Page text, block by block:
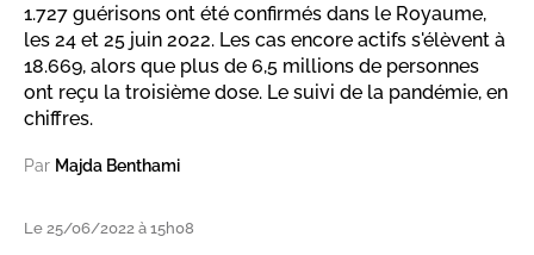
1.727 guérisons ont été confirmés dans le Royaume,
les 24 et 25 juin 2022. Les cas encore actifs s'élèvent à
18.669, alors que plus de 6,5 millions de personnes
ont reçu la troisième dose. Le suivi de la pandémie, en
chiffres.
Par Majda Benthami
Le 25/06/2022 à 15h08